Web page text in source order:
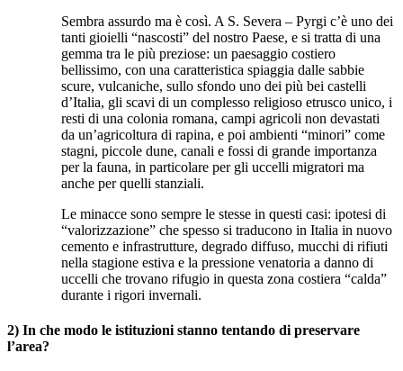
Sembra assurdo ma è così. A S. Severa – Pyrgi c’è uno dei
tanti gioielli “nascosti” del nostro Paese, e si tratta di una
gemma tra le più preziose: un paesaggio costiero
bellissimo, con una caratteristica spiaggia dalle sabbie
scure, vulcaniche, sullo sfondo uno dei più bei castelli
d’Italia, gli scavi di un complesso religioso etrusco unico, i
resti di una colonia romana, campi agricoli non devastati
da un’agricoltura di rapina, e poi ambienti “minori” come
stagni, piccole dune, canali e fossi di grande importanza
per la fauna, in particolare per gli uccelli migratori ma
anche per quelli stanziali.
Le minacce sono sempre le stesse in questi casi: ipotesi di
“valorizzazione” che spesso si traducono in Italia in nuovo
cemento e infrastrutture, degrado diffuso, mucchi di rifiuti
nella stagione estiva e la pressione venatoria a danno di
uccelli che trovano rifugio in questa zona costiera “calda”
durante i rigori invernali.
2) In che modo le istituzioni stanno tentando di preservare
l’area?